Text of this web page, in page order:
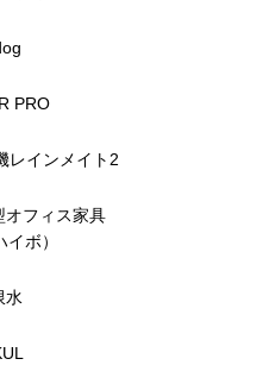
PRO
レインメイト2
オフィス家具
ボ）
水